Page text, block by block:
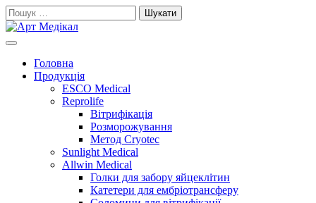
Skip
to
content
Пошук:
Арт Медікал
матеріалиГоловна
Продукція
ESCO Medical
Reprolife
Вітрифікація
Розморожування
Метод Cryotec
Sunlight Medical
Allwin Medical
Голки для забору яйцеклітин
Катетери для ембріотрансферу